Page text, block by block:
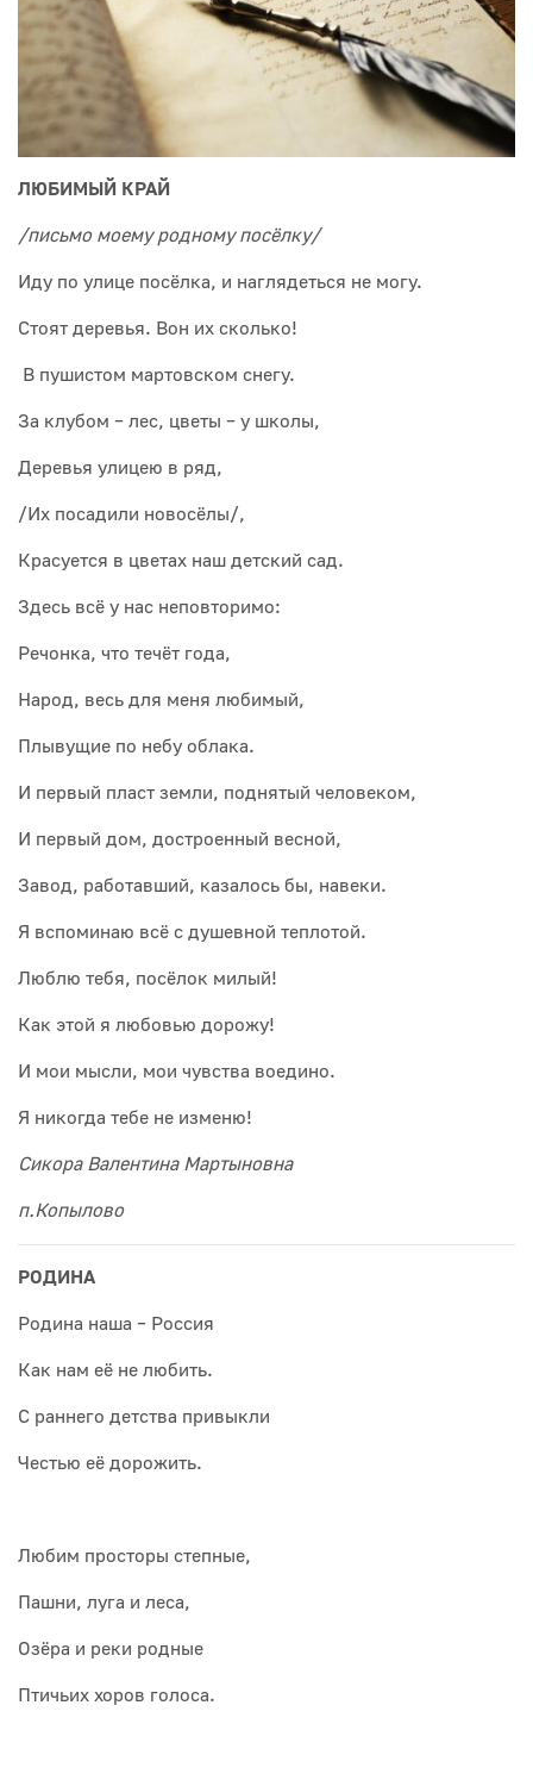
ЛЮБИМЫЙ КРАЙ
/письмо моему родному посёлку/
Иду по улице посёлка, и наглядеться не могу.
Стоят деревья. Вон их сколько!
В пушистом мартовском снегу.
За клубом – лес, цветы – у школы,
Деревья улицею в ряд,
/Их посадили новосёлы/,
Красуется в цветах наш детский сад.
Здесь всё у нас неповторимо:
Речонка, что течёт года,
Народ, весь для меня любимый,
Плывущие по небу облака.
И первый пласт земли, поднятый человеком,
И первый дом, достроенный весной,
Завод, работавший, казалось бы, навеки.
Я вспоминаю всё с душевной теплотой.
Люблю тебя, посёлок милый!
Как этой я любовью дорожу!
И мои мысли, мои чувства воедино.
Я никогда тебе не изменю!
Сикора Валентина Мартыновна
п.Копылово
РОДИНА
Родина наша – Россия
Как нам её не любить.
С раннего детства привыкли
Честью её дорожить.
Любим просторы степные,
Пашни, луга и леса,
Озёра и реки родные
Птичьих хоров голоса.